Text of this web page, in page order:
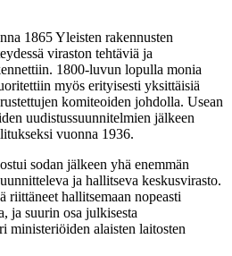
1865 Yleisten rakennusten
viraston tehtäviä ja
1800-luvun lopulla monia
myös erityisesti yksittäisiä
komiteoiden johdolla. Usean
uudistussuunnitelmien jälkeen
vuonna 1936.
sodan jälkeen yhä enemmän
ja hallitseva keskusvirasto.
riittäneet hallitsemaan nopeasti
ja suurin osa julkisesta
ministeriöiden alaisten laitosten